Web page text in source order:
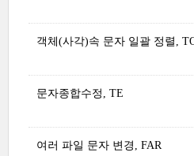
객체(사각)속 문자 일괄 정렬,
문자종합수정, TE
여러 파일 문자 변경, FAR